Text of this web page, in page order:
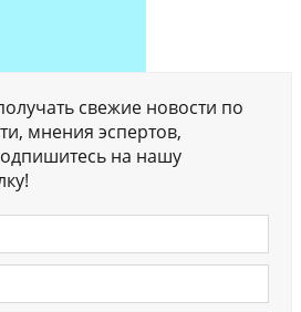
свежие новости по
мнения эспертов,
на нашу